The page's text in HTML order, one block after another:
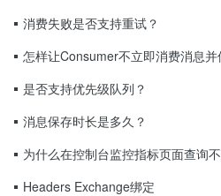
消费失败是否支持重试？
怎样让Consumer不立即消费消息并
是否支持优先级队列？
消息保存时长是多久？
为什么在控制台监控指标页面查询
Headers Exchange绑定